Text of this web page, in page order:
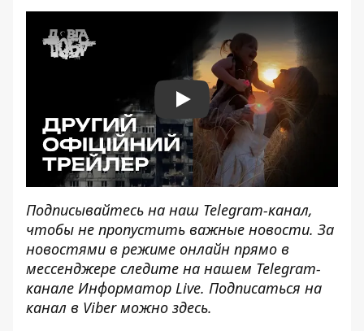
Play
Подписывайтесь на наш Telegram-канал,
чтобы не пропустить важные новости. За
новостями в режиме онлайн прямо в
мессенджере следите на нашем Telegram-
канале Информатор Live. Подписаться на
канал в Viber можно здесь.